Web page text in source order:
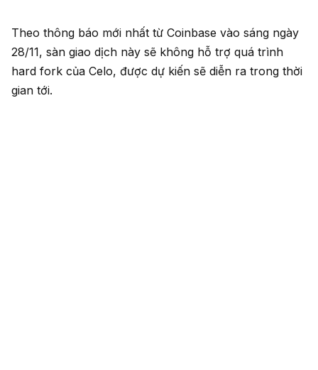
Theo thông báo mới nhất từ Coinbase vào sáng ngày
28/11, sàn giao dịch này sẽ không hỗ trợ quá trình
hard fork của Celo, được dự kiến sẽ diễn ra trong thời
gian tới.